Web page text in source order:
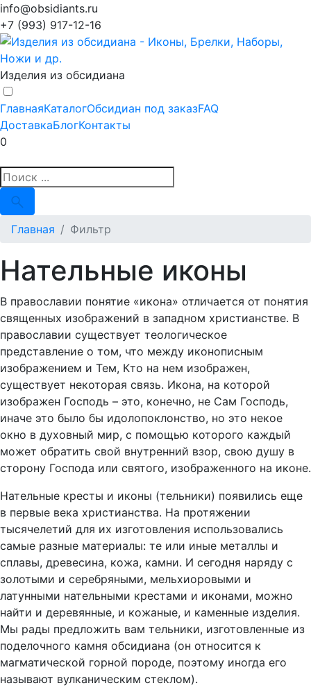
info@obsidiants.ru
+7 (993) 917-12-16
Изделия из обсидиана
ГлавнаяКаталогОбсидиан под заказFAQ
ДоставкаБлогКонтакты
0
Главная Фильтр
Нательные иконы
В православии понятие «икона» отличается от понятия
священных изображений в западном христианстве. В
православии существует теологическое
представление о том, что между иконописным
изображением и Тем, Кто на нем изображен,
существует некоторая связь. Икона, на которой
изображен Господь – это, конечно, не Сам Господь,
иначе это было бы идолопоклонство, но это некое
окно в духовный мир, с помощью которого каждый
может обратить свой внутренний взор, свою душу в
сторону Господа или святого, изображенного на иконе.
Нательные кресты и иконы (тельники) появились еще
в первые века христианства. На протяжении
тысячелетий для их изготовления использовались
самые разные материалы: те или иные металлы и
сплавы, древесина, кожа, камни. И сегодня наряду с
золотыми и серебряными, мельхиоровыми и
латунными нательными крестами и иконами, можно
найти и деревянные, и кожаные, и каменные изделия.
Мы рады предложить вам тельники, изготовленные из
поделочного камня обсидиана (он относится к
магматической горной породе, поэтому иногда его
называют вулканическим стеклом).